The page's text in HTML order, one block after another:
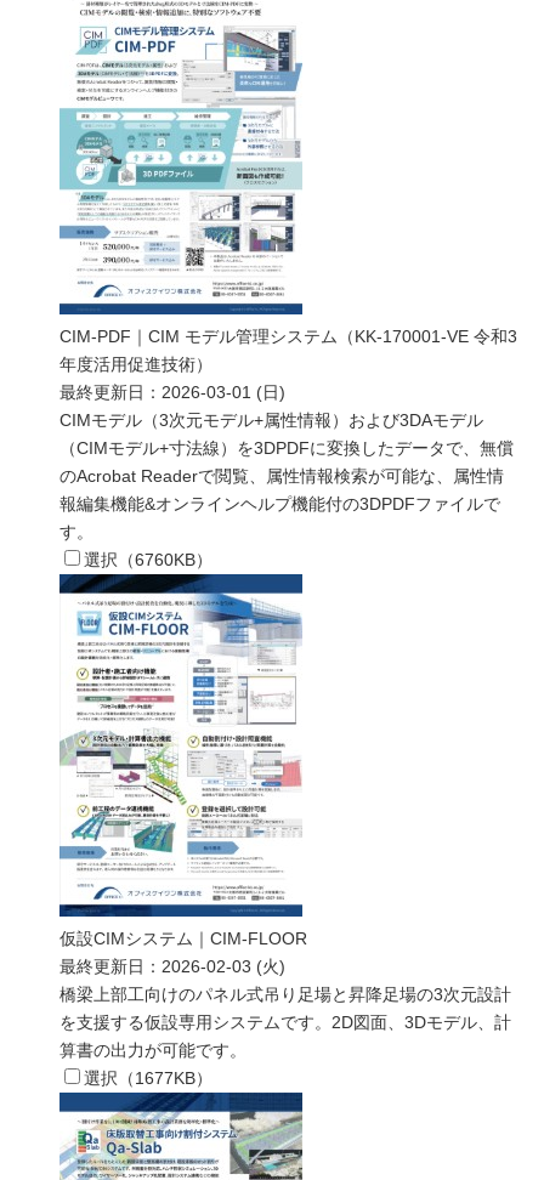
CIM-PDF｜CIM モデル管理システム（KK-170001-VE 令和3
年度活用促進技術）
最終更新日： 2026-03-01 (日)
CIMモデル（3次元モデル+属性情報）および3DAモデル
（CIMモデル+寸法線）を3DPDFに変換したデータで、無償
のAcrobat Readerで閲覧、属性情報検索が可能な、属性情
報編集機能&オンラインヘルプ機能付の3DPDFファイルで
す。
選択（6760KB）
仮設CIMシステム｜CIM-FLOOR
最終更新日： 2026-02-03 (火)
橋梁上部工向けのパネル式吊り足場と昇降足場の3次元設計
を支援する仮設専用システムです。2D図面、3Dモデル、計
算書の出力が可能です。
選択（1677KB）